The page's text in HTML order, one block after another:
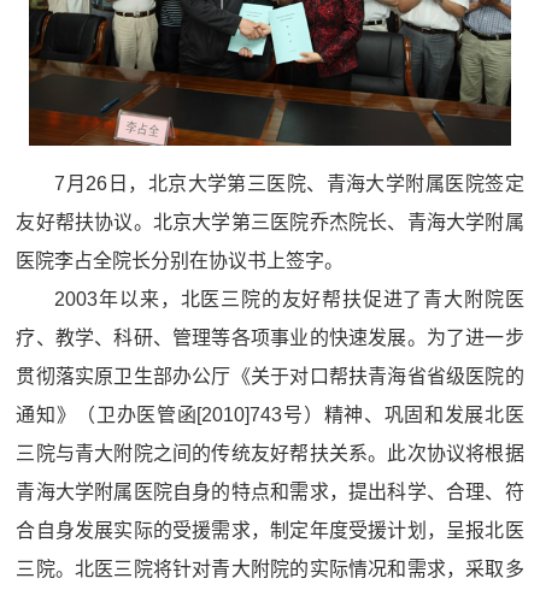
7月26日，北京大学第三医院、青海大学附属医院签定
友好帮扶协议。北京大学第三医院乔杰院长、青海大学附属
医院李占全院长分别在协议书上签字。
2003年以来，北医三院的友好帮扶促进了青大附院医
疗、教学、科研、管理等各项事业的快速发展。为了进一步
贯彻落实原卫生部办公厅《关于对口帮扶青海省省级医院的
通知》（卫办医管函[2010]743号）精神、巩固和发展北医
三院与青大附院之间的传统友好帮扶关系。此次协议将根据
青海大学附属医院自身的特点和需求，提出科学、合理、符
合自身发展实际的受援需求，制定年度受援计划，呈报北医
三院。北医三院将针对青大附院的实际情况和需求，采取多